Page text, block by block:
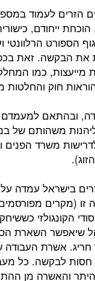
לעמוד במספר
ייחודם,
הספורט הרלוונטי
את הבקשה. זאת
מייעצות, כמו
חוק והחלטות
ובהתאם
משהותם של
משרד הפנים
בישראל עמדה
(מקרים
הקונגולזי
שיאפשר השארת
חריג. אשרת
לבקשה. כל
והאשרה מן